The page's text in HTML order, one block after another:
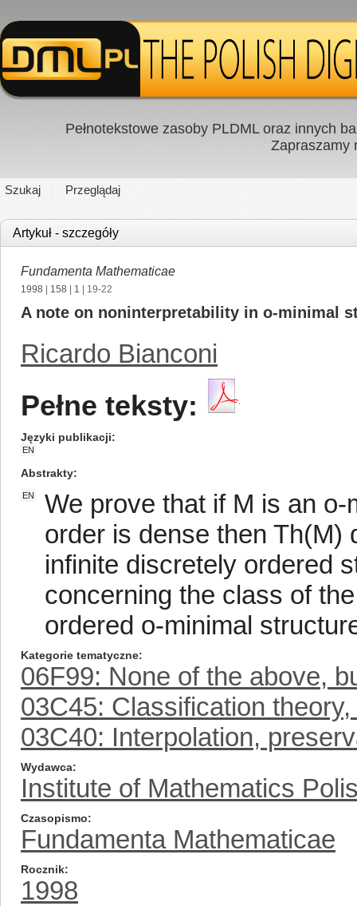
Pełnotekstowe zasoby PLDML oraz innych
Zapraszamy
Szukaj Przeglądaj
Artykuł - szczegóły
Fundamenta Mathematicae
1998 158 1 | 19-22
A note on noninterpretability in o-minimal
Ricardo Bianconi
Pełne teksty:
Języki publikacji
EN
Abstrakty
EN
We prove that if M is an
order is dense then Th(M)
infinite discretely ordered
concerning the class of
ordered o-minimal
Kategorie tematyczne
06F99: None of the above,
03C45: Classification
03C40: Interpolation,
Wydawca
Institute of Mathematics
Czasopismo
Fundamenta Mathematicae
Rocznik
1998